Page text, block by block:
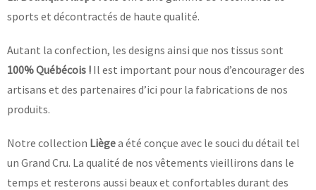
sports et décontractés de haute qualité.
Autant la confection, les designs ainsi que nos tissus sont
100% Québécois ! Il est important pour nous d’encourager des
artisans et des partenaires d’ici pour la fabrications de nos
produits.
Notre collection Liègea été conçue avec le souci du détail tel
un Grand Cru. La qualité de nos vêtements vieillirons dans le
temps et resterons aussi beaux et confortables durant des